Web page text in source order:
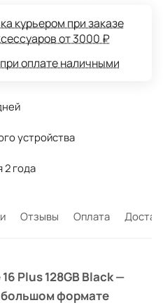
курьером при заказе
от 3000 ₽
оплате наличными
устройства
2 года
Отзывы Оплата
Plus 128GB Black —
формате